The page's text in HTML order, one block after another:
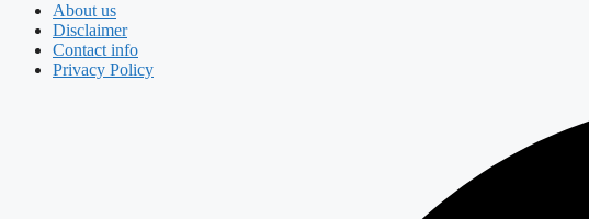
About us
Disclaimer
Contact info
Privacy Policy